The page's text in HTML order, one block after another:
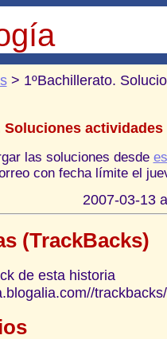
> 1ºBachillerato.
Soluciones
las soluciones desde
con fecha límite el
2007-03-13
(TrackBacks)
de esta historia